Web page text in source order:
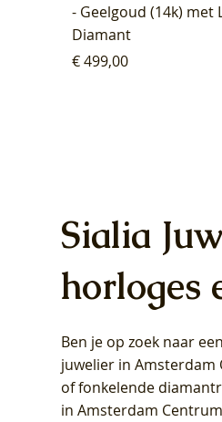
- Geelgoud (14k) met
Diamant
Prijs
€ 499,00
Blush Lab Diamonds
LG9006Y/S -
grown Diamant
Blush Lab Diamonds
– Geelgoud (14k) met
Diamant
Blush Lab Diamonds
Geelgoud (14k) met
Diamant
Sialia
horloges
Ben je op zoek naar
juwelier in Amsterdam
of fonkelende
in Amsterdam Centrum